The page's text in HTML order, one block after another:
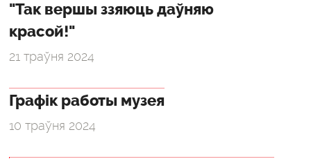
"Так вершы ззяюць даўняю
красой!"
21 траўня 2024
Графік работы музея
10 траўня 2024